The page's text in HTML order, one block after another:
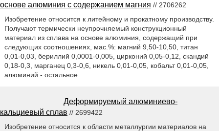
основе алюминия с содержанием магния // 2706262
Изобретение относится к литейному и прокатному производству.
Получают термически неупрочняемый конструкционный
материал из сплава на основе алюминия, содержащий при
следующих соотношениях, мас.%: магний 9,50-10,50, титан
0,01-0,03, бериллий 0,0001-0,005, цирконий 0,05-0,12, скандий
0,18-0,3, марганец 0,3-0,6, никель 0,01-0,05, кобальт 0,01-0,05,
алюминий - остальное.
Деформируемый алюминиево-
кальциевый сплав // 2699422
Изобретение относится к области металлургии материалов на